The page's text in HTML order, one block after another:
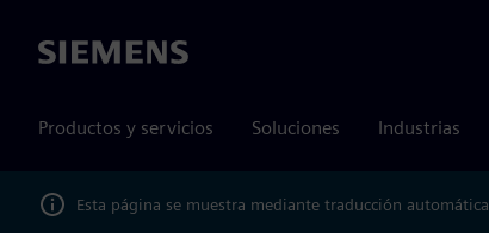
Siemens
Productos y servicios Soluciones Industrias
Esta página se muestra mediante traducción